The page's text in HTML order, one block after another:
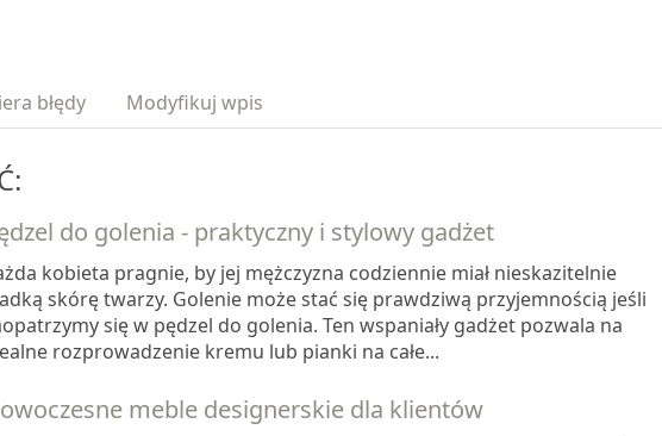
błędy Modyfikuj wpis
do golenia - praktyczny i stylowy gadżet
kobieta pragnie, by jej mężczyzna codziennie miał nieskazitelnie
skórę twarzy. Golenie może stać się prawdziwą przyjemnością jeśli
się w pędzel do golenia. Ten wspaniały gadżet pozwala na
rozprowadzenie kremu lub pianki na całe...
meble designerskie dla klientów